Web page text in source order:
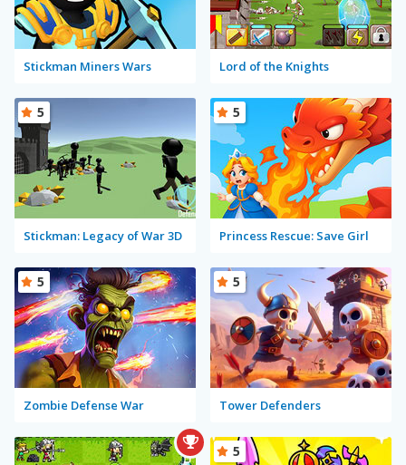
Stickman Miners Wars Lord of the Knights
Stickman: Legacy of War 3D
5
Princess Rescue: Save Girl
5
Zombie Defense War
5
Tower Defenders
5
5